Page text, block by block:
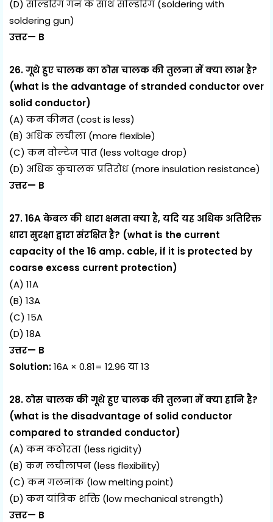
(D) सोल्डरिंग गन के साथ सोल्डरिंग (soldering with
soldering gun)
उत्तर— B
26. गूथे हुए चालक का ठोस चालक की तुलना में क्या लाभ है?
(what is the advantage of stranded conductor over
solid conductor)
(A) कम कीमत (cost is less)
(B) अधिक लचीला (more flexible)
(C) कम वोल्टेज पात (less voltage drop)
(D) अधिक कुचालक प्रतिरोध (more insulation resistance)
उत्तर— B
27. 16A केबल की धारा क्षमता क्या है, यदि यह अधिक अतिरिक्त
धारा सुरक्षा द्वारा संरक्षित है? (what is the current
capacity of the 16 amp. cable, if it is protected by
coarse excess current protection)
(A) 11A
(B) 13A
(C) 15A
(D) 18A
उत्तर— B
Solution:16A × 0.81= 12.96 या 13
28. ठोस चालक की गूथे हुए चालक की तुलना में क्या हानि है?
(what is the disadvantage of solid conductor
compared to stranded conductor)
(A) कम कठोरता (less rigidity)
(B) कम लचीलापन (less flexibility)
(C) कम गलनांक (low melting point)
(D) कम यांत्रिक शक्ति (low mechanical strength)
उत्तर— B